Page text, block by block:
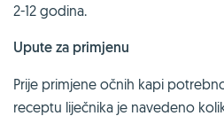
2-12 godina.
Upute za primjenu
Prije primjene očnih kapi
receptu liječnika je navedeno